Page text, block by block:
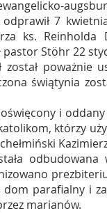
7
ks.
Stöhr 22
poważnie
świątynia
i oddany
którzy
odbudowana
parafialny i
marianów.